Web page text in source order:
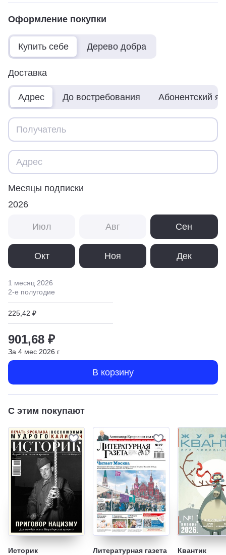
Оформление покупки
Купить себе Дерево добра
Доставка
Адрес До востребования Абонентский
Месяцы подписки
2026
Июл Авг Сен
Окт Ноя Дек
1 месяц 2026
2-е полугодие
225,42 ₽
901,68 ₽
За 4 мес 2026 г
В корзину
С этим покупают
Историк
Литературная газета
Квантик